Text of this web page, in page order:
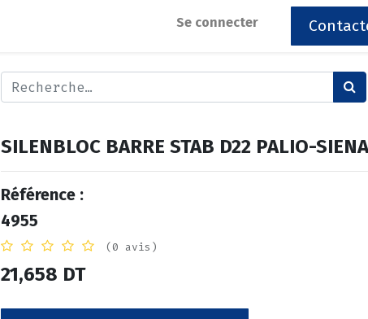
Se connecter
SILENBLOC BARRE STAB D22 PALIO-SIENA
Référence :
4955
(0 avis)
21,658 DT